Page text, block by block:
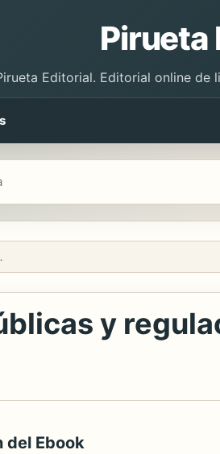
Pirueta
Editorial. Editorial online de
disruptivas
y
del Ebook